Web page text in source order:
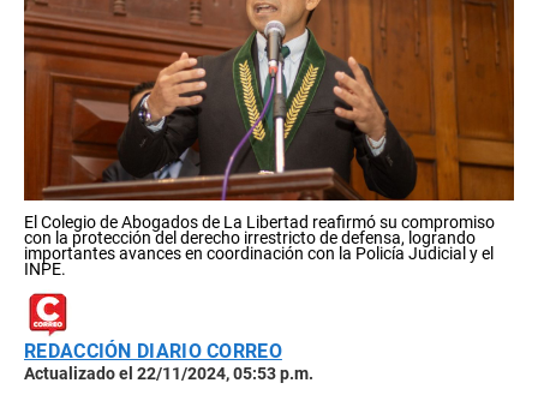
El Colegio de Abogados de La Libertad reafirmó su compromiso
con la protección del derecho irrestricto de defensa, logrando
importantes avances en coordinación con la Policía Judicial y el
INPE.
REDACCIÓN DIARIO CORREO
Actualizado el 22/11/2024, 05:53 p.m.